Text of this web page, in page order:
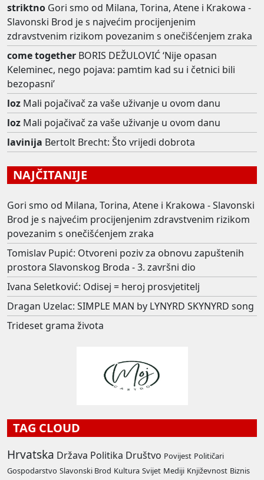
striktno Gori smo od Milana, Torina, Atene i Krakowa -
Slavonski Brod je s najvećim procijenjenim
zdravstvenim rizikom povezanim s onečišćenjem zraka
come together BORIS DEŽULOVIĆ ‘Nije opasan
Keleminec, nego pojava: pamtim kad su i četnici bili
bezopasni’
loz Mali pojačivač za vaše uživanje u ovom danu
loz Mali pojačivač za vaše uživanje u ovom danu
lavinija Bertolt Brecht: Što vrijedi dobrota
NAJČITANIJE
Gori smo od Milana, Torina, Atene i Krakowa - Slavonski
Brod je s najvećim procijenjenim zdravstvenim rizikom
povezanim s onečišćenjem zraka
Tomislav Pupić: Otvoreni poziv za obnovu zapuštenih
prostora Slavonskog Broda - 3. završni dio
Ivana Seletković: Odisej = heroj prosvjetitelj
Dragan Uzelac: SIMPLE MAN by LYNYRD SKYNYRD song
Trideset grama života
TAG CLOUD
Hrvatska Država Politika Društvo Povijest Političari
Gospodarstvo Slavonski Brod Kultura Svijet Mediji Književnost Biznis